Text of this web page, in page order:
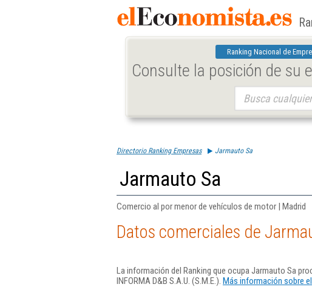
Ranking Nacional de
Consulte la posición de su
Directorio Ranking Empresas Jarmauto Sa
Jarmauto Sa
Comercio al por menor de vehículos de motor | Madrid
Datos comerciales de
La información del Ranking que ocupa Jarmauto Sa
INFORMA D&B S.A.U. (S.M.E.). Más información sobre el